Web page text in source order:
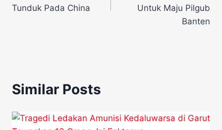
Tunduk Pada China
Untuk Maju Pilgub
Banten
Similar Posts